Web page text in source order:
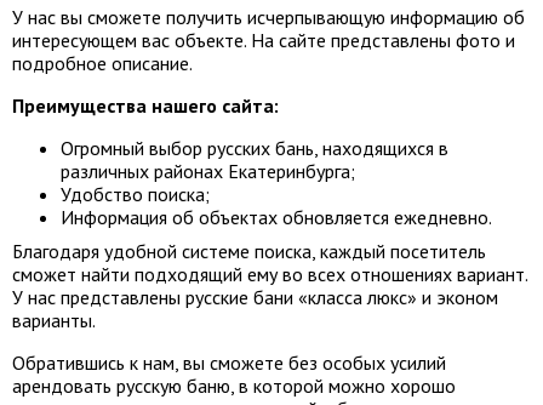
У нас вы сможете получить исчерпывающую информацию об
интересующем вас объекте. На сайте представлены фото и
подробное описание.
Преимущества нашего сайта:
Огромный выбор русских бань, находящихся в
различных районах Екатеринбурга;
Удобство поиска;
Информация об объектах обновляется ежедневно.
Благодаря удобной системе поиска, каждый посетитель
сможет найти подходящий ему во всех отношениях вариант.
У нас представлены русские бани «класса люкс» и эконом
варианты.
Обратившись к нам, вы сможете без особых усилий
арендовать русскую баню, в которой можно хорошо